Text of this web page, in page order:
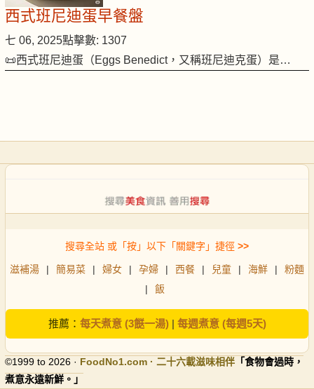
西式班尼迪蛋早餐盤
七 06, 2025點擊數: 1307
📜西式班尼迪蛋（Eggs Benedict，又稱班尼迪克蛋）是…
搜尋全站 或「按」以下「關鍵字」捷徑 >>
滋補湯 | 簡易菜 | 婦女 | 孕婦 | 西餐 | 兒童 | 海鮮 |
粉麵
|
飯
推薦： 每天煮意 (3餸一湯)| 每週煮意 (每週5天)
©1999 to 2026 · FoodNo1.com · 二十六載滋味相伴 「食物會過時，
煮意永遠新鮮。」